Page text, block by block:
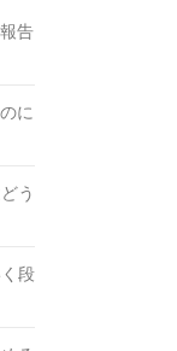
告
に
う
段